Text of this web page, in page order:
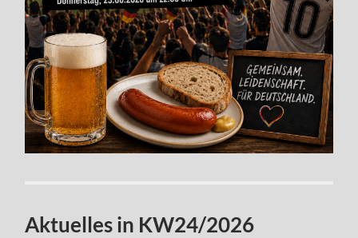
Aktuelles in KW24/2026